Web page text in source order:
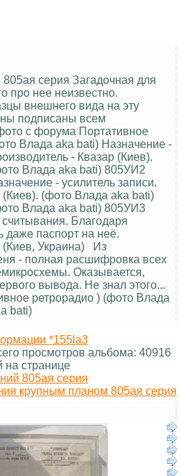
серия Загадочная для
про нее неизвестно.
внешнего вида на эту
подписаны всем
с форума Портативное
Влада aka bati) Назначение -
- Квазар (Киев).
Влада aka bati) 805УИ2
- усилитель записи.
(Киев). (фото Влада aka bati)
Влада aka bati) 805УИ3
Благодаря
даже паспорт на неё.
(Киев, Украина) Из
- полная расшифровка всех
Оказывается,
вывода. Не знал этого...
ретрорадио ) (фото Влада
bati)
*155la3
просмотров альбома: 40916
на странице
805ая серия
крупным планом 805ая серия